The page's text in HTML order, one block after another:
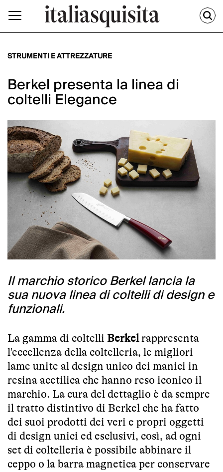
STRUMENTI E ATTREZZATURE
Berkel presenta la linea di
coltelli Elegance
Il marchio storico Berkel lancia la
sua nuova linea di coltelli di design e
funzionali.
La gamma di coltelli Berkelrappresenta
l'eccellenza della coltelleria, le migliori
lame unite al design unico dei manici in
resina acetilica che hanno reso iconico il
marchio. La cura del dettaglio è da sempre
il tratto distintivo di Berkel che ha fatto
dei suoi prodotti dei veri e propri oggetti
di design unici ed esclusivi, così, ad ogni
set di coltelleria è possibile abbinare il
ceppo o la barra magnetica per conservare